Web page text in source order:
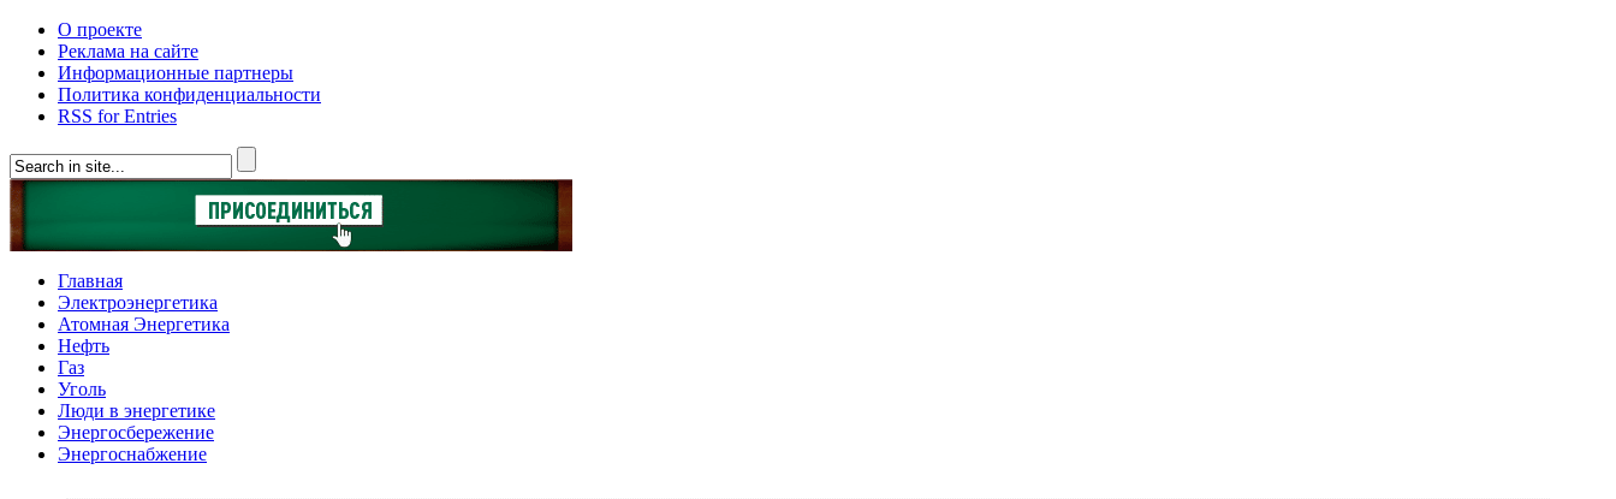
О проекте
Реклама на сайте
Информационные партнеры
Политика конфиденциальности
RSS for Entries
Главная
Электроэнергетика
Атомная Энергетика
Нефть
Газ
Уголь
Люди в энергетике
Энергосбережение
Энергоснабжение